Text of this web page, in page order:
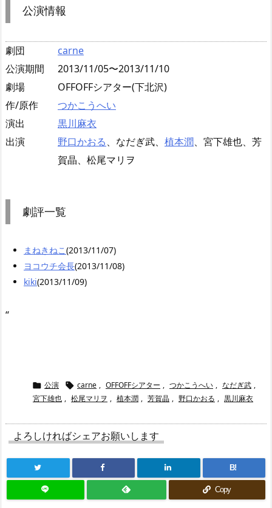
公演情報
劇団
carne
公演期間
2013/11/05〜2013/11/10
劇場
OFFOFFシアター(下北沢)
作/原作
つかこうへい
演出
黒川麻衣
出演
野口かおる、なだぎ武、 植本潤、宮下雄也、芳
賀晶、松尾マリヲ
劇評一覧
まねきねこ(2013/11/07)
ヨコウチ会長(2013/11/08)
kiki(2013/11/09)
“
 公演  carne , OFFOFFシアター , つかこうへい , なだぎ武 ,
宮下雄也 , 松尾マリヲ , 植本潤 , 芳賀晶 , 野口かおる , 黒川麻衣
よろしければシェアお願いします
B!
Copy